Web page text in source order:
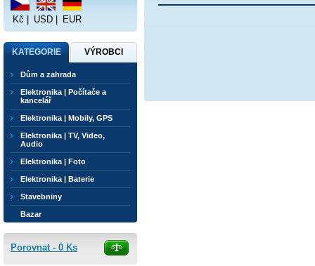
Kč USD EUR
KATEGORIE VÝROBCI
Dům a zahrada
Elektronika | Počítače a
kancelář
Elektronika | Mobily, GPS
Elektronika | TV, Video,
Audio
Elektronika | Foto
Elektronika | Baterie
Stavebniny
Bazar
Porovnat - 0 Ks